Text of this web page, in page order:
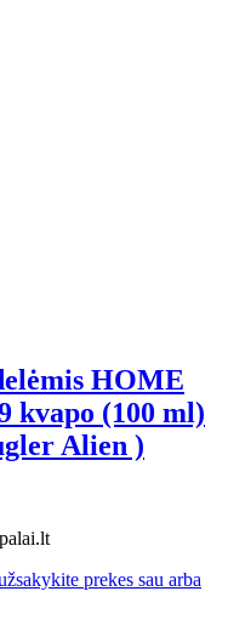
HOME
kvapo (100 ml)
Alien )
prekes sau arba